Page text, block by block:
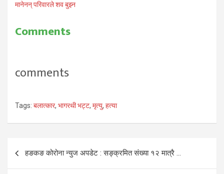
मानेनन् परिवारले शव बुझ्न
Comments
comments
Tags: बलात्कार, भागरथी भट्ट, मृत्यु, हत्या
Post
navigation
हङकङ कोरोना न्युज अपडेट : सङ्क्रमित संख्या १२ मात्रै …